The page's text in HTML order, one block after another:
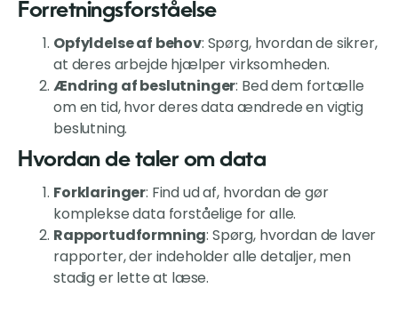
Forretningsforståelse
Opfyldelse af behov: Spørg, hvordan de sikrer,
at deres arbejde hjælper virksomheden.
Ændring af beslutninger: Bed dem fortælle
om en tid, hvor deres data ændrede en vigtig
beslutning.
Hvordan de taler om data
Forklaringer: Find ud af, hvordan de gør
komplekse data forståelige for alle.
Rapportudformning: Spørg, hvordan de laver
rapporter, der indeholder alle detaljer, men
stadig er lette at læse.